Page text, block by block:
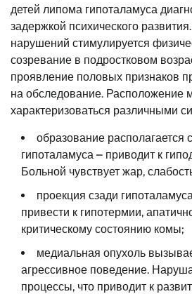
детей липома гипоталамуса
задержкой психического
нарушений стимулируется
созревание в подростковом
проявление половых признаков
на обследование. Расположение
характеризоваться различными
образование располагается
гипоталамуса – приводит к
Больной чувствует жар,
проекция сзади
привести к гипотермии,
критическому состоянию комы;
медиальная опухоль
агрессивное поведение.
процессы, что приводит к